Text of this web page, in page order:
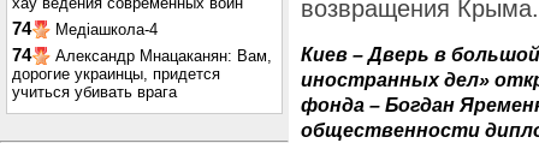
74 Медіашкола-4
74
Александр Мнацаканян: Вам,
дорогие украинцы, придется
учиться убивать врага
возвращения Крыма.
Киев – Дверь в
иностранных дел»
фонда – Богдан
общественности